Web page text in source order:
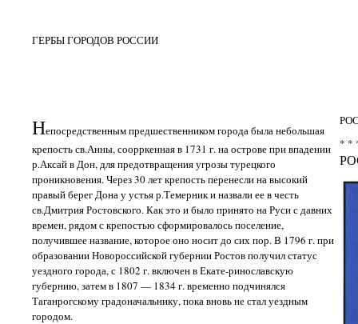
ГЕРБЫ ГОРОДОВ РОССИИ
Непосредственным предшественником города была небольшая
крепость св.Анны, соорркенная в 1731 г. на острове при впадении
р.Аксай в Дон, для предотвращения угрозы турецкого
проникновения. Через 30 лет крепость перенесли на высокий
правый берег Дона у устья р.Темерник и назвали ее в честь
св.Дмитрия Ростовского. Как это и было принято на Руси с давних
времен, рядом с крепостью сформировалось поселение,
получившее название, которое оно носит до сих пор. В 1796 г. при
образовании Новороссийской губернии Ростов получил статус
уездного города, с 1802 г. включен в Екате-ринославскую
губернию, затем в 1807 — 1834 г. временно подчинялся
Таганрогскому градоначальнику, пока вновь не стал уездным
городом.
* *